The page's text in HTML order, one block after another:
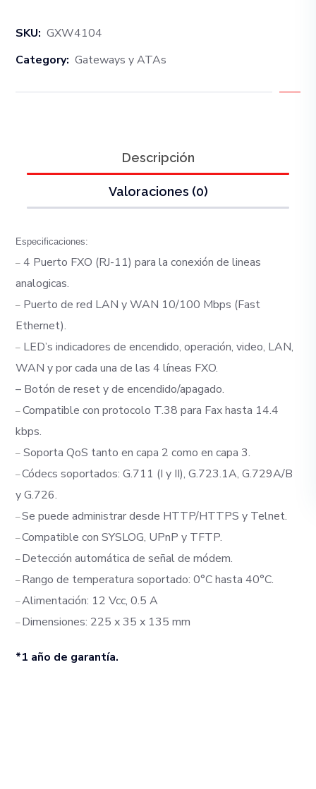
SKU: GXW4104
Category: Gateways y ATAs
Descripción
Valoraciones (0)
Especificaciones:
– 4 Puerto FXO (RJ-11) para la conexión de lineas
analogicas.
– Puerto de red LAN y WAN 10/100 Mbps (Fast
Ethernet).
– LED’s indicadores de encendido, operación, video, LAN,
WAN y por cada una de las 4 líneas FXO.
– Botón de reset y de encendido/apagado.
–Compatible con protocolo T.38 para Fax hasta 14.4
kbps.
– Soporta QoS tanto en capa 2 como en capa 3.
–Códecs soportados: G.711 (I y II), G.723.1A, G.729A/B
y G.726.
–Se puede administrar desde HTTP/HTTPS y Telnet.
–Compatible con SYSLOG, UPnP y TFTP.
– Detección automática de señal de módem.
– Rango de temperatura soportado: 0°C hasta 40°C.
–Alimentación: 12 Vcc, 0.5 A
– Dimensiones: 225 x 35 x 135 mm
*1 año de garantía.